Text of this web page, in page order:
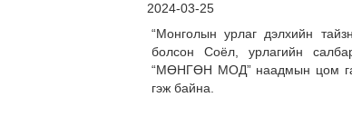
2024-03-25
“Монголын урлаг дэлхийн
болсон Соёл, урлагийн
“МӨНГӨН МОД” наадмын цом
гэж байна.